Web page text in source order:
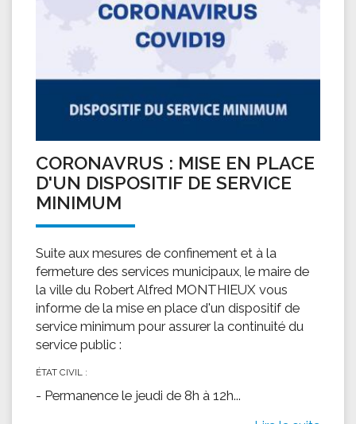
CORONAVRUS : MISE EN PLACE
D'UN DISPOSITIF DE SERVICE
MINIMUM
Suite aux mesures de confinement et à la
fermeture des services municipaux, le maire de
la ville du Robert Alfred MONTHIEUX vous
informe de la mise en place d'un dispositif de
service minimum pour assurer la continuité du
service public :
ÉTAT CIVIL :
- Permanence le jeudi de 8h à 12h...